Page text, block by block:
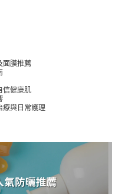
面膜推薦
信健康肌
療與日常護理